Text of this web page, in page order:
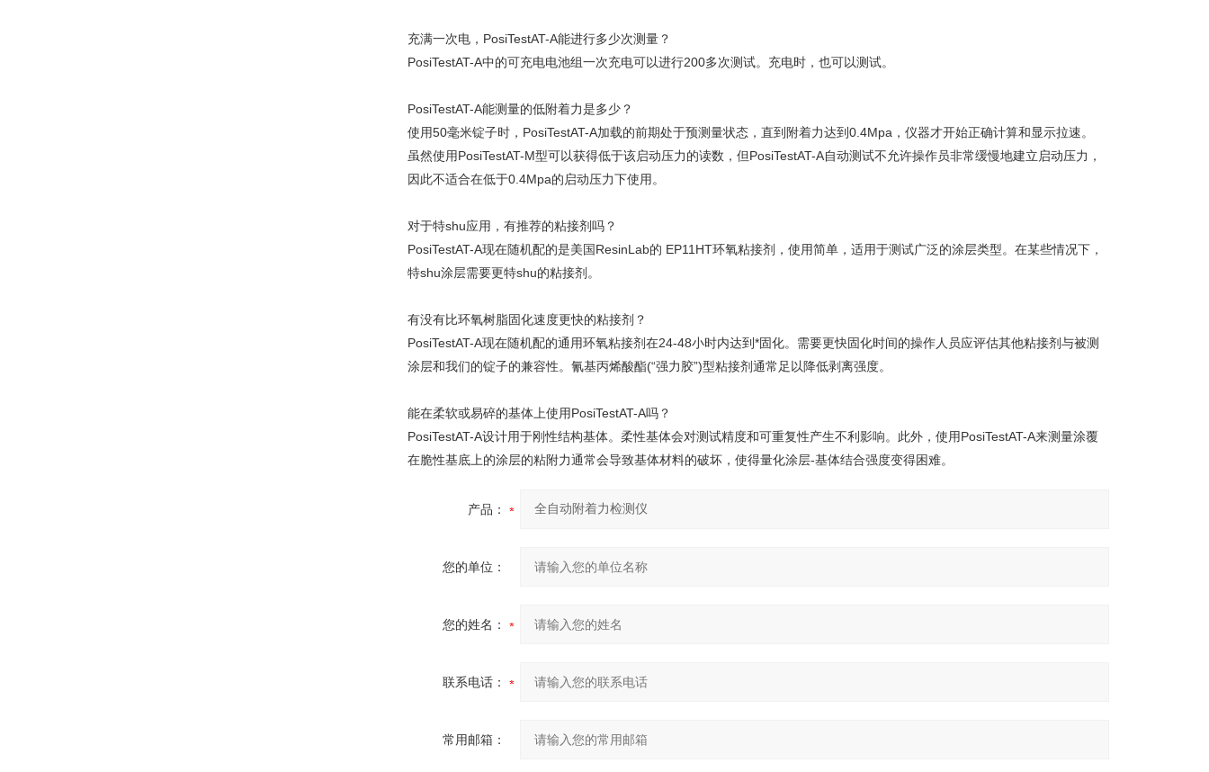
充满一次电，PosiTestAT-A能进行多少次测量？
PosiTestAT-A中的可充电电池组一次充电可以进行200多次测试。充电时，也可以测试。
PosiTestAT-A能测量的低附着力是多少？
使用50毫米锭子时，PosiTestAT-A加载的前期处于预测量状态，直到附着力达到0.4Mpa，仪器才开始正确计算和显示拉速。
虽然使用PosiTestAT-M型可以获得低于该启动压力的读数，但PosiTestAT-A自动测试不允许操作员非常缓慢地建立启动压力，
因此不适合在低于0.4Mpa的启动压力下使用。
对于特shu应用，有推荐的粘接剂吗？
PosiTestAT-A现在随机配的是美国ResinLab的 EP11HT环氧粘接剂，使用简单，适用于测试广泛的涂层类型。在某些情况下，
特shu涂层需要更特shu的粘接剂。
有没有比环氧树脂固化速度更快的粘接剂？
PosiTestAT-A现在随机配的通用环氧粘接剂在24-48小时内达到*固化。需要更快固化时间的操作人员应评估其他粘接剂与被测
涂层和我们的锭子的兼容性。氰基丙烯酸酯(“强力胶”)型粘接剂通常足以降低剥离强度。
能在柔软或易碎的基体上使用PosiTestAT-A吗？
PosiTestAT-A设计用于刚性结构基体。柔性基体会对测试精度和可重复性产生不利影响。此外，使用PosiTestAT-A来测量涂覆
在脆性基底上的涂层的粘附力通常会导致基体材料的破坏，使得量化涂层-基体结合强度变得困难。
产品：
您的单位：
您的姓名：
联系电话：
常用邮箱：